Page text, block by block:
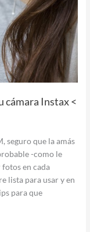
cámara Instax <
seguro que la amás
-como le
fotos en cada
lista para usar y en
para que